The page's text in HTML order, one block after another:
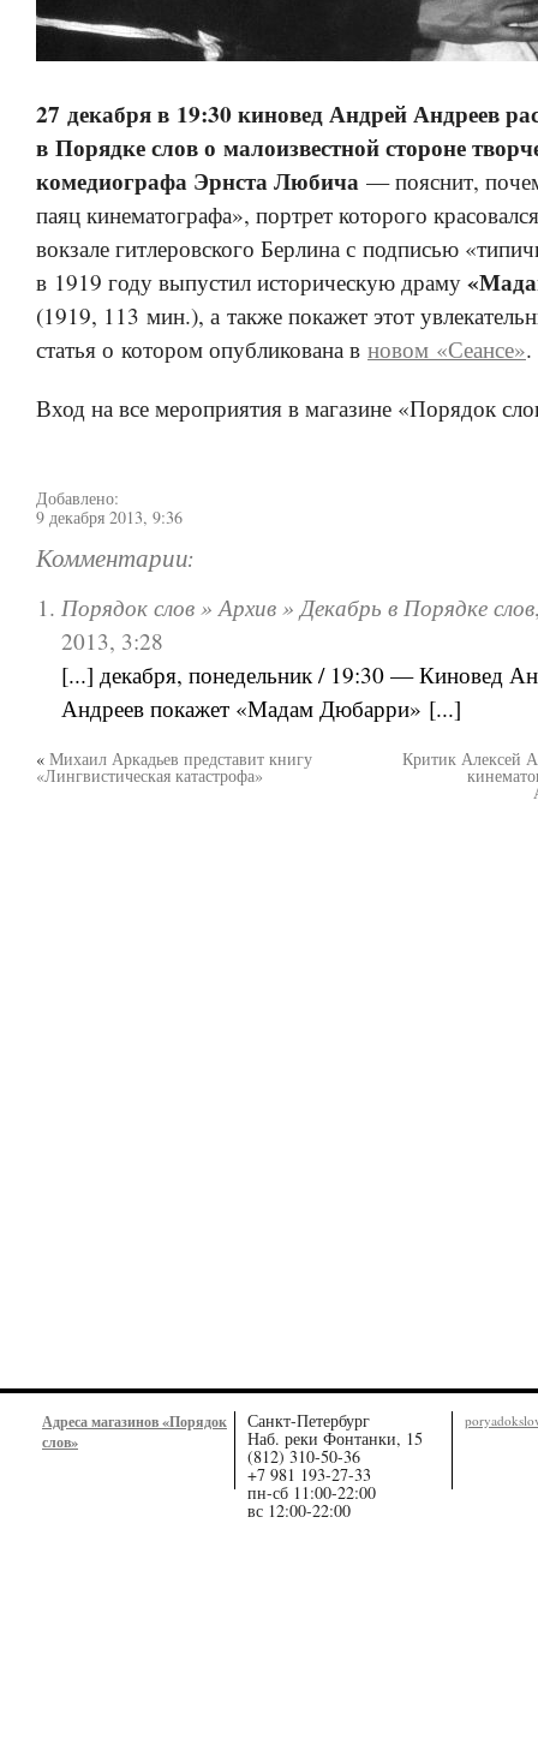
27 декабря в 19:30 киновед Андрей Андреев
в Порядке слов о малоизвестной стороне
комедиографа Эрнста Любича — пояснит,
паяц кинематографа», портрет которого
вокзале гитлеровского Берлина с подписью
в 1919 году выпустил историческую драму
(1919, 113 мин.), а также покажет этот
статья о котором опубликована в новом «Сеансе».
Вход на все мероприятия в магазине «Порядок
Добавлено:
9 декабря 2013, 9:36
Комментарии:
Порядок слов » Архив » Декабрь в Порядке слов
2013, 3:28
[...] декабря, понедельник / 19:30 — Киновед
Андреев покажет «Мадам Дюбарри» [...]
« Михаил Аркадьев представит книгу
«Лингвистическая катастрофа»
Критик Алексей
Адреса магазинов «Порядок
слов»
Санкт-Петербург
Наб. реки Фонтанки, 15
(812) 310-50-36
+7 981 193-27-33
пн-сб 11:00-22:00
вс 12:00-22:00